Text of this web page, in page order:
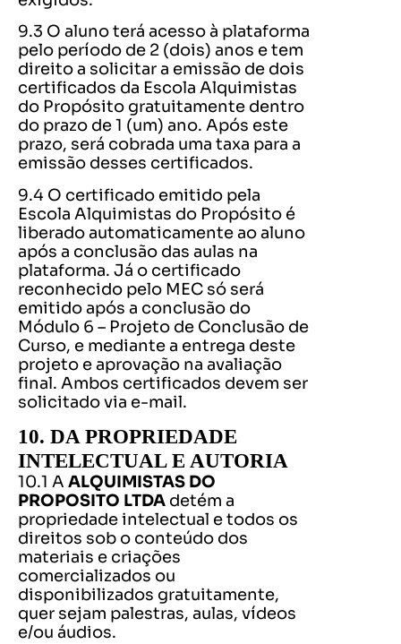
9.3 O aluno terá acesso à plataforma
pelo período de 2 (dois) anos e tem
direito a solicitar a emissão de dois
certificados da Escola Alquimistas
do Propósito gratuitamente dentro
do prazo de 1 (um) ano. Após este
prazo, será cobrada uma taxa para a
emissão desses certificados.
9.4 O certificado emitido pela
Escola Alquimistas do Propósito é
liberado automaticamente ao aluno
após a conclusão das aulas na
plataforma. Já o certificado
reconhecido pelo MEC só será
emitido após a conclusão do
Módulo 6 – Projeto de Conclusão de
Curso, e mediante a entrega deste
projeto e aprovação na avaliação
final. Ambos certificados devem ser
solicitado via e-mail.
10. DA PROPRIEDADE
INTELECTUAL E AUTORIA
10.1 A ALQUIMISTAS DO
PROPOSITO LTDA detém a
propriedade intelectual e todos os
direitos sob o conteúdo dos
materiais e criações
comercializados ou
disponibilizados gratuitamente,
quer sejam palestras, aulas, vídeos
e/ou áudios.